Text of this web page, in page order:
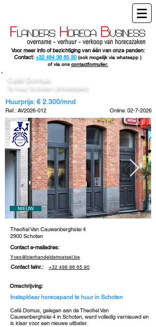
Voor meer info of bezichtiging van één van onze panden:
Contact: +32 484 38 85 30 (ook mogelijk via whatsapp )
of via ons contactformulier.
Café Domus
Te huur Schoten (Antwerpen)
Huurprijs: € 2.300/mnd
Ref.: AV2026-012 Online:02-7-2026
NIEUW
Contact e-mailadres:
Yves@bierhandeldetroetsel.be
Contact telnr.: +32 498 86 65 90
Theofiel Van Cauwenberghslei 4
2900 Schoten
Omschrijving:
Instapklaar horecapand te huur in Schoten
Café Domus, gelegen aan de Theofiel Van
Cauwenberghslei 4 in Schoten, werd volledig vernieuwd en
is klaar voor een nieuwe uitbater.